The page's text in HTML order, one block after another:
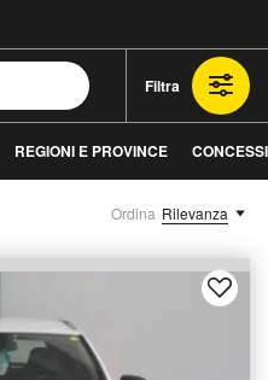
Filtra
REGIONI E PROVINCE
Ordina Rilevanza